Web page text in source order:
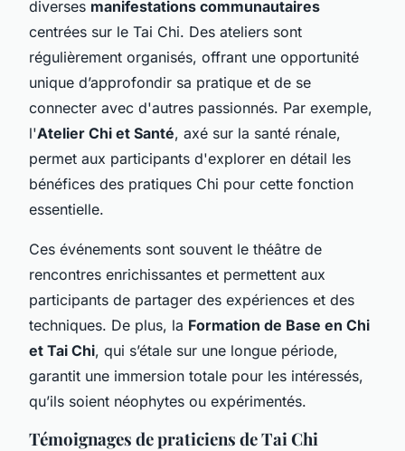
diverses manifestations communautaires
centrées sur le Tai Chi. Des ateliers sont
régulièrement organisés, offrant une opportunité
unique d’approfondir sa pratique et de se
connecter avec d'autres passionnés. Par exemple,
l'Atelier Chi et Santé, axé sur la santé rénale,
permet aux participants d'explorer en détail les
bénéfices des pratiques Chi pour cette fonction
essentielle.
Ces événements sont souvent le théâtre de
rencontres enrichissantes et permettent aux
participants de partager des expériences et des
techniques. De plus, la Formation de Base en Chi
et Tai Chi, qui s’étale sur une longue période,
garantit une immersion totale pour les intéressés,
qu’ils soient néophytes ou expérimentés.
Témoignages de praticiens de Tai Chi